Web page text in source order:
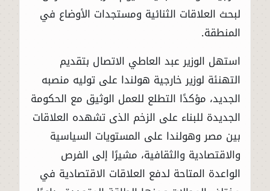
لبحث العلاقات الثنائية ومستجدات الأوضاع في
المنطقة.
استهل الوزير عبد العاطي الاتصال بتقديم
التهنئة لوزير خارجية هولندا على توليه منصبه
الجديد، مؤكدًا التطلع للعمل الوثيق مع الحكومة
الجديدة للبناء على الزخم الذى تشهده العلاقات
بين مصر وهولندا على المستويات السياسية
والاقتصادية والثقافية، مشيرًا إلى الفرص
الواعدة المتاحة لدفع العلاقات الاقتصادية في